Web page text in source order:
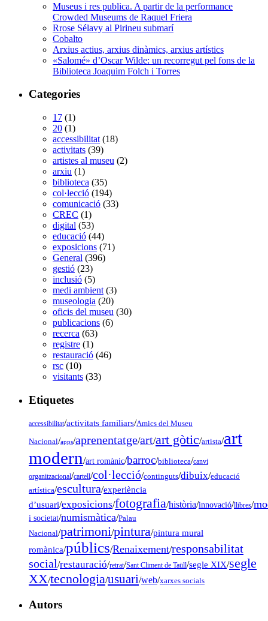
Museus i res publica. A partir de la performance
Crowded Museums de Raquel Friera
Rrose Sélavy al Pirineu submarí
Cobalto
Arxius actius, arxius dinàmics, arxius artístics
«Salomé» d’Oscar Wilde: un recorregut pel fons de la
Biblioteca Joaquim Folch i Torres
Categories
17 (1)
20 (1)
accessibilitat (18)
activitats (39)
artistes al museu (2)
arxiu (1)
biblioteca (35)
col·lecció (194)
comunicació (33)
CREC (1)
digital (53)
educació (44)
exposicions (71)
General (396)
gestió (23)
inclusió (5)
medi ambient (3)
museologia (20)
oficis del museu (30)
publicacions (6)
recerca (63)
registre (1)
restauració (46)
rsc (10)
visitants (33)
Etiquetes
accessibilitat/activitats familiars/Amics del Museu
Nacional/apps/aprenentatge/art/art gòtic/artista/art
modern/art romànic/barroc/biblioteca/canvi
organitzacional/cartell/col·lecció/continguts/dibuix/educació
artística/escultura/experiència
d’usuari/exposicions/fotografia/història/innovació/llibres/
i societat/numismàtica/Palau
Nacional/patrimoni/pintura/pintura mural
romànica/públics/Renaixement/responsabilitat
social/restauració/retrat/Sant Climent de Taüll/segle XIX/segle
XX/tecnologia/usuari/web/xarxes socials
Autors